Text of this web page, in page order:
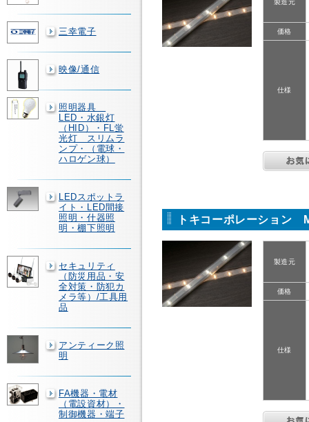
三幸電子
映像/通信
照明器具
LED・水銀灯
（HID）・FL蛍
光灯 スリムラ
ンプ・（電球・
ハロゲン球）
LEDスポットラ
イト・LED間接
照明・什器照
明・棚下照明
セキュリティ
（防災用品・安
全対策・防犯カ
メラ等）/工具用
品
アンティーク照
明
FA機器・電材
（電設資材）・
制御機器・端子
製造元
価格
仕様
トキコーポレーション
製造元
価格
仕様